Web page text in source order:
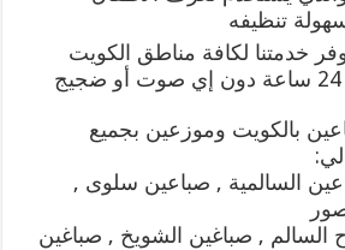
تنظيفه
خدمتنا لكافة مناطق الكويت
بالكويت وموزعين بجميع
السالمية , صباعين سلوى ,
السالم , صباغين الشويخ , صباغين